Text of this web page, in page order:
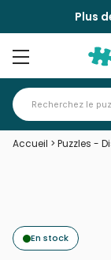
Plus
Accueil > Puzzles -
En stock